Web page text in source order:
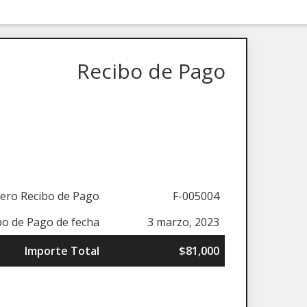
Recibo de Pago
Recibo de Pago
F-005004
de Pago de fecha
3 marzo, 2023
Importe Total
$81,000